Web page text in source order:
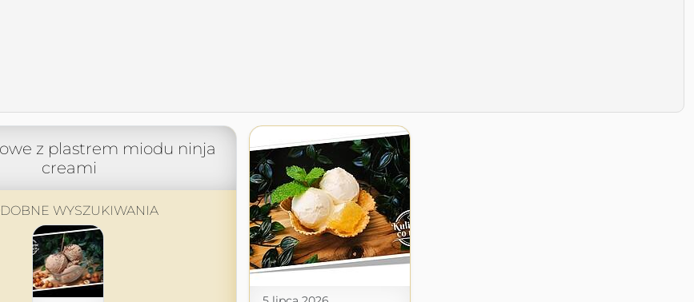
z plastrem miodu ninja
creami
WYSZUKIWANIA